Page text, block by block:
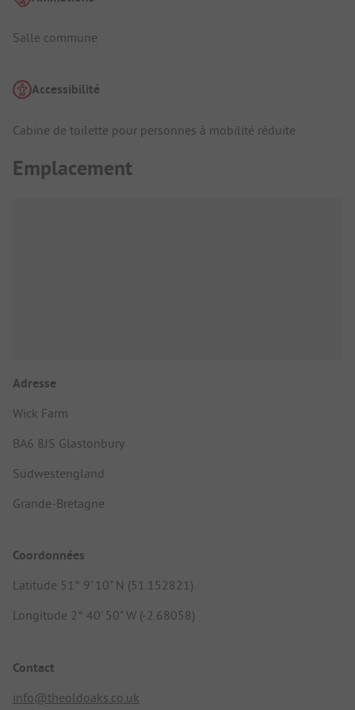
Salle commune
Accessibilité
Cabine de toilette pour personnes à mobilité réduite
Emplacement
Adresse
Wick Farm
BA6 8JS Glastonbury
Südwestengland
Grande-Bretagne
Coordonnées
Latitude 51° 9' 10" N (51.152821)
Longitude 2° 40' 50" W (-2.68058)
Contact
info@theoldoaks.co.uk